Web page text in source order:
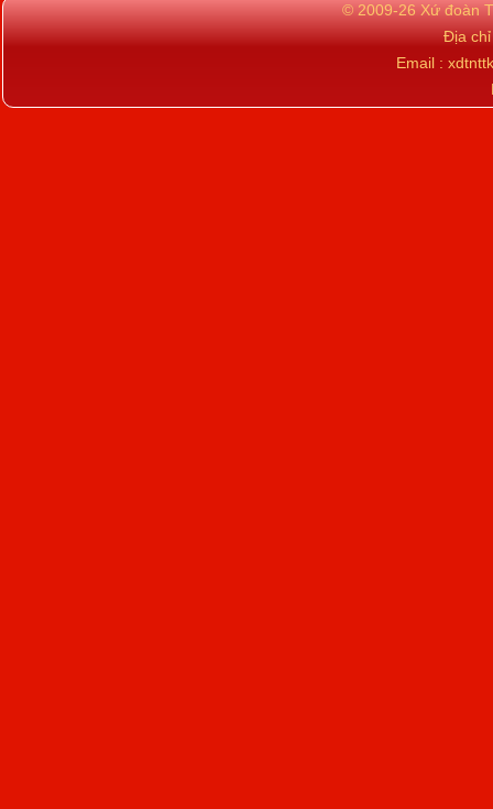
© 2009-26 Xứ đoàn
Địa
Email :